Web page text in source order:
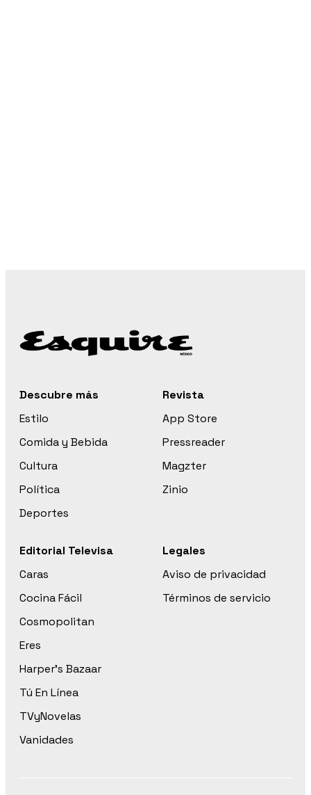
Descubre más
Estilo
Comida y Bebida
Cultura
Política
Deportes
Revista
App Store
Pressreader
Magzter
Zinio
Editorial Televisa
Caras
Cocina Fácil
Cosmopolitan
Eres
Harper’s Bazaar
Tú En Línea
TVyNovelas
Vanidades
Legales
Aviso de privacidad
Términos de servicio